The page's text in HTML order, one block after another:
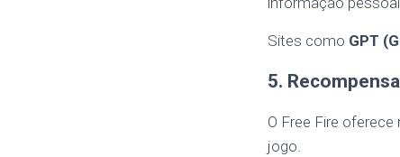
Sites como GPT
5.
O Free Fire
jogo.